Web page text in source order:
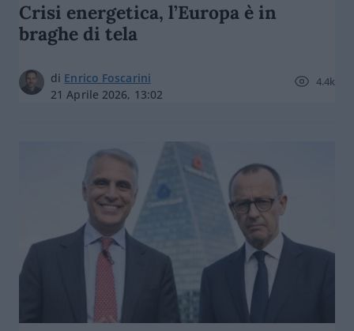
Crisi energetica, l’Europa è in
braghe di tela
di Enrico Foscarini
21 Aprile 2026, 13:02
4.4k